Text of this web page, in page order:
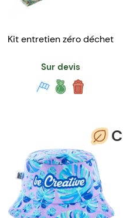
Kit entretien zéro déchet
Sur devis
C